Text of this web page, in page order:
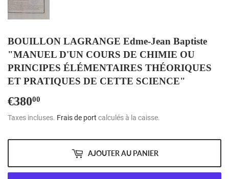
BOUILLON LAGRANGE Edme-Jean Baptiste
"MANUEL D'UN COURS DE CHIMIE OU
PRINCIPES ÉLÉMENTAIRES THÉORIQUES
ET PRATIQUES DE CETTE SCIENCE"
€38000
Taxes incluses. Frais de port calculés à la caisse.
AJOUTER AU PANIER